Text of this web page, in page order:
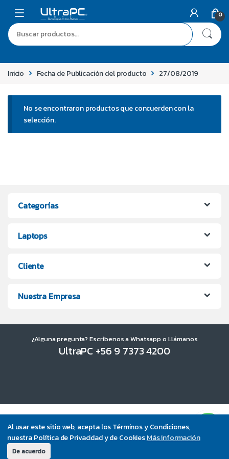
Al usar este sitio web, acepta los Términos y Condiciones,
nuestra Política de Privacidad y de CookiesMás información
De acuerdo
0
Inicio Fecha de Publicación del producto 27/08/2019
No se encontraron productos que concuerden con la
selección.
Categorías
Laptops
Cliente
Nuestra Empresa
¿Alguna pregunta? Escríbenos a Whatsapp o Llámanos
UltraPC +56 9 7373 4200